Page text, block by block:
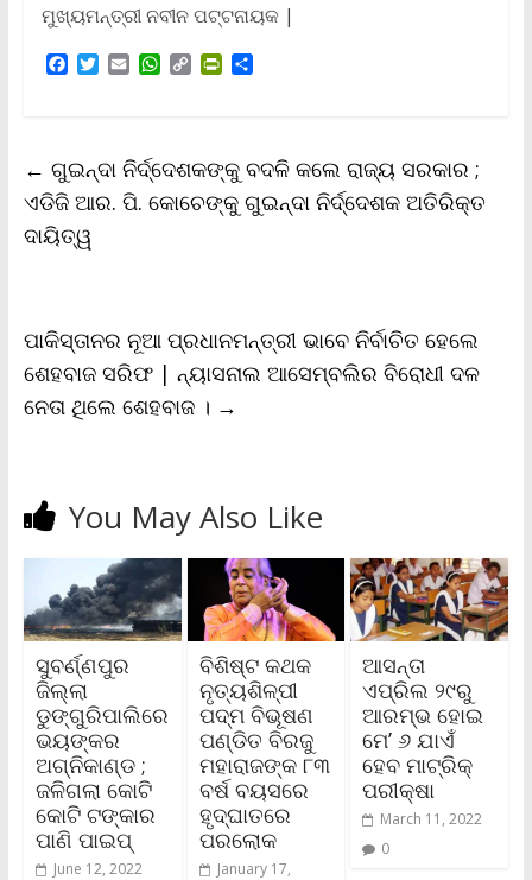
ମୁଖ୍ୟମନ୍ତ୍ରୀ ନବୀନ ପଟ୍ଟନାୟକ |
F
o
o
k
T
e
r
E
W
A
p
p
C
i
n
k
P
F
r
i
S
← ଗୁଇନ୍ଦା ନିର୍ଦ୍ଦେଶକଙ୍କୁ ବଦଳି କଲେ ରାଜ୍ୟ ସରକାର ;
ଏଡିଜି ଆର. ପି. କୋଚେଙ୍କୁ ଗୁଇନ୍ଦା ନିର୍ଦ୍ଦେଶକ ଅତିରିକ୍ତ
ଦାୟିତ୍ୱ
ପାକିସ୍ତାନର ନୂଆ ପ୍ରଧାନମନ୍ତ୍ରୀ ଭାବେ ନିର୍ବାଚିତ ହେଲେ
ଶେହବାଜ ସରିଫ | ନ୍ୟାସନାଲ ଆସେମ୍ବଲିର ବିରୋଧୀ ଦଳ
ନେତା ଥିଲେ ଶେହବାଜ । →
You May Also Like
ସୁବର୍ଣ୍ଣପୁର
ଜିଲ୍ଲା
ଡୁଙ୍ଗୁରିପାଲିରେ
ଭୟଙ୍କର
ଅଗ୍ନିକାଣ୍ଡ ;
ଜଳିଗଲା କୋଟି
କୋଟି ଟଙ୍କାର
ପାଣି ପାଇପ୍
June 12, 2022
ବିଶିଷ୍ଟ କଥକ
ନୃତ୍ୟଶିଳ୍ପୀ
ପଦ୍ମ ବିଭୂଷଣ
ପଣ୍ଡିତ ବିରଜୁ
ମହାରାଜଙ୍କ ୮୩
ବର୍ଷ ବୟସରେ
ହୃଦ୍‌ଘାତରେ
ପରଲୋକ
January 17,
ଆସନ୍ତା
ଏପ୍ରିଲ ୨୯ରୁ
ଆରମ୍ଭ ହୋଇ
ମେ’ ୬ ଯାଏଁ
ହେବ ମାଟ୍ରିକ୍‌
ପରୀକ୍ଷା
March 11, 2022
0